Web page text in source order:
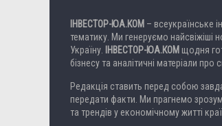
ІНВЕСТОР-ЮА.КОМ – всеукраїнське
тематику. Ми генеруємо найсвіжіші
Україну.
ІНВЕСТОР-ЮА.КОМ щодня
бізнесу та аналітичні матеріали про
Редакція ставить перед собою
передати факти. Ми прагнемо
та трендів у економічному житті